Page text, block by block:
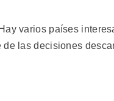
varios países
las decisiones